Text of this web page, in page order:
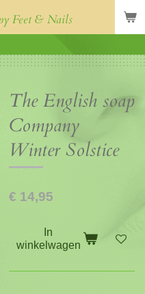
Feet & Nails
The English soap
Company
Winter Solstice
€ 14,95
In
winkelwagen